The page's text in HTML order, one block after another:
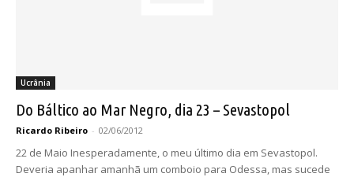
Ucrânia
Do Báltico ao Mar Negro, dia 23 – Sevastopol
Ricardo Ribeiro - 02/06/2012
22 de Maio Inesperadamente, o meu último dia em Sevastopol.
Deveria apanhar amanhã um comboio para Odessa, mas sucede